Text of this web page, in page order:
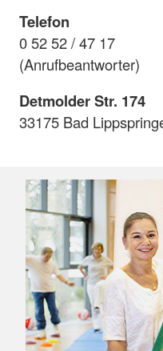
Telefon
0 52 52 / 47 17
(Anrufbeantworter)
Detmolder Str. 174
33175 Bad